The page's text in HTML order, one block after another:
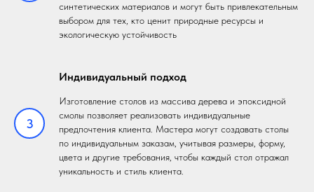
синтетических материалов и могут быть привлекательным
выбором для тех, кто ценит природные ресурсы и
экологическую устойчивость
3
Индивидуальный подход
Изготовление столов из массива дерева и эпоксидной
смолы позволяет реализовать индивидуальные
предпочтения клиента. Мастера могут создавать столы
по индивидуальным заказам, учитывая размеры, форму,
цвета и другие требования, чтобы каждый стол отражал
уникальность и стиль клиента.